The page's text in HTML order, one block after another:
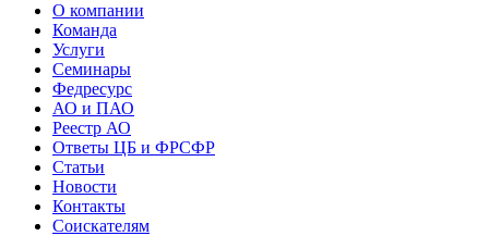
О компании
Команда
Услуги
Семинары
Федресурс
АО и ПАО
Реестр АО
Ответы ЦБ и ФРСФР
Статьи
Новости
Контакты
Соискателям